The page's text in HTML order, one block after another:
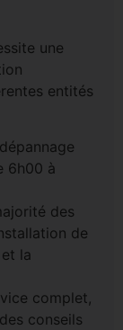
une
entités
6h00 à
des
de
la
complet,
conseils